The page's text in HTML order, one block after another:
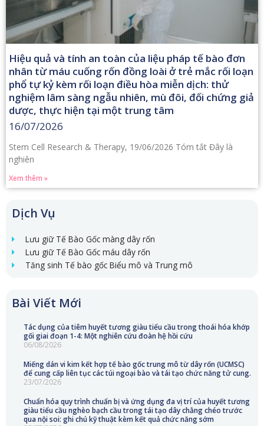
Dịch Vụ
Lưu giữ Tế Bào Gốc màng dây rốn
Lưu giữ Tế Bào Gốc máu dây rốn
Tăng sinh Tế bào gốc Biểu mô và Trung mô
Bài Viết Mới
Tác dụng của tiêm huyết tương giàu tiểu cầu trong thoái hóa khớp
gối giai đoạn 1-4: Một nghiên cứu đoàn hệ hồi cứu
06/08/2026
Miếng dán vi kim kết hợp tế bào gốc trung mô từ dây rốn (UCMSC)
để cung cấp liên tục các túi ngoại bào và tái tạo chức năng tử cung.
23/07/2026
Chuẩn hóa quy trình chuẩn bị và ứng dụng đa vị trí của huyết tương
giàu tiểu cầu nghèo bạch cầu trong tái tạo dây chằng chéo trước
qua nội soi: ghi chú kỹ thuật kèm kết quả chức năng sớm
Hiệu quả và tính an toàn của liệu pháp tế bào đơn
nhân từ máu cuống rốn đồng loài ở trẻ mắc rối loạn
phổ tự kỷ kèm rối loạn điều hòa miễn dịch: thử
nghiệm lâm sàng ngẫu nhiên, mù đôi, đối chứng giả
dược, thực hiện tại một trung tâm
16/07/2026
Stem Cell Research & Therapy, 19/06/2026 Tóm tắt Đây là
nghiên
Xem thêm »